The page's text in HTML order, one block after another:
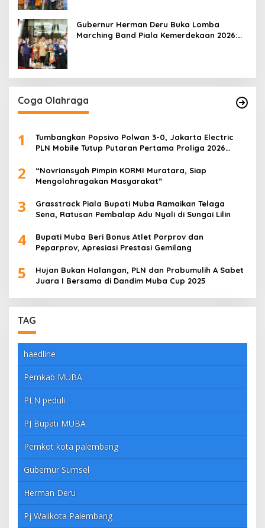
Gubernur Herman Deru Buka Lomba
Marching Band Piala Kemerdekaan 2026:
Coga Olahraga
1
Tumbangkan Popsivo Polwan 3-0, Jakarta Electric
PLN Mobile Tutup Putaran Pertama Proliga 2026
2
“Novriansyah Pimpin KORMI Muratara, Siap
Mengolahragakan Masyarakat”
3
Grasstrack Piala Bupati Muba Ramaikan Telaga
Sena, Ratusan Pembalap Adu Nyali di Sungai Lilin
4
Bupati Muba Beri Bonus Atlet Porprov dan
Peparprov, Apresiasi Prestasi Gemilang
5
Hujan Bukan Halangan, PLN dan Prabumulih A Sabet
Juara I Bersama di Dandim Muba Cup 2025
TAG
haedline
Pemkab MUBA
PLN peduli
PJ Bupati MUBA
Pemkot kota palembang
Gubernur Sumsel
Herman Deru
Pj Walikota Palembang